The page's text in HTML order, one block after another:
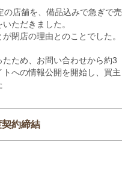
店舗を、備品込みで急ぎで売
ただきました。
閉店の理由とのことでした。
ため、お問い合わせから約3
への情報公開を開始し、買主
約締結